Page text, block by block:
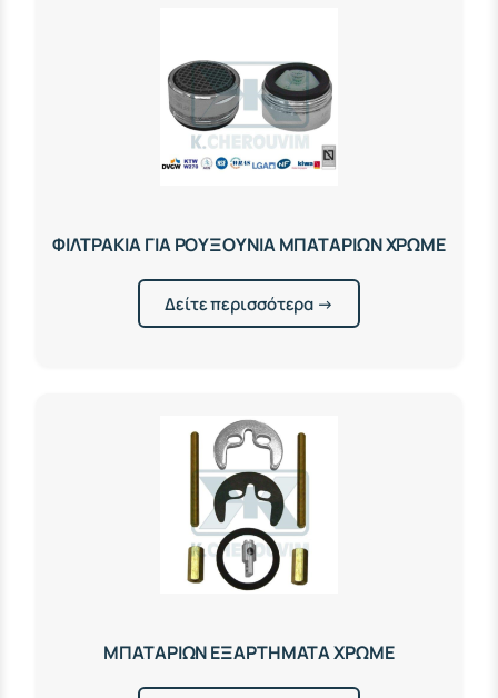
ΦΙΛΤΡΑΚΙΑ ΓΙΑ ΡΟΥΞΟΥΝΙΑ ΜΠΑΤΑΡΙΩΝ ΧΡΩΜΕ
Δείτε περισσότερα →
ΜΠΑΤΑΡΙΩΝ ΕΞΑΡΤΗΜΑΤΑ ΧΡΩΜΕ